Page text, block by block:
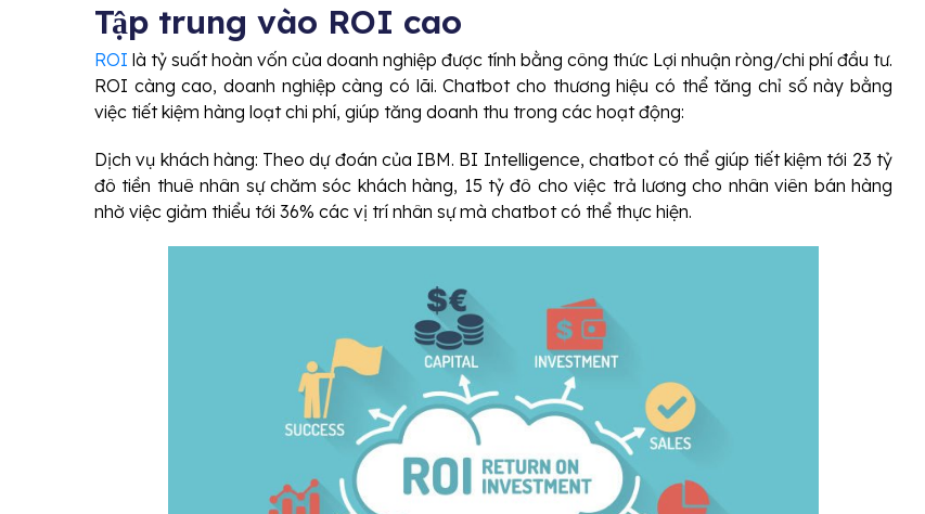
Tập trung vào ROI cao
ROI là tỷ suất hoàn vốn của doanh nghiệp được tính bằng công thức Lợi nhuận ròng/chi phí đầu tư.
ROI càng cao, doanh nghiệp càng có lãi. Chatbot cho thương hiệu có thể tăng chỉ số này bằng
việc tiết kiệm hàng loạt chi phí, giúp tăng doanh thu trong các hoạt động:
Dịch vụ khách hàng: Theo dự đoán của IBM. BI Intelligence, chatbot có thể giúp tiết kiệm tới 23 tỷ
đô tiền thuê nhân sự chăm sóc khách hàng, 15 tỷ đô cho việc trả lương cho nhân viên bán hàng
nhờ việc giảm thiểu tới 36% các vị trí nhân sự mà chatbot có thể thực hiện.